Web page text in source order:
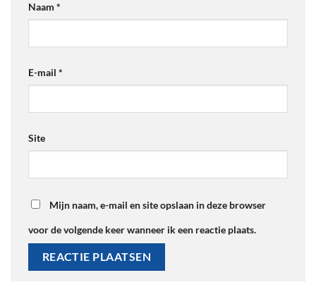
Naam *
E-mail *
Site
Mijn naam, e-mail en site opslaan in deze browser
voor de volgende keer wanneer ik een reactie plaats.